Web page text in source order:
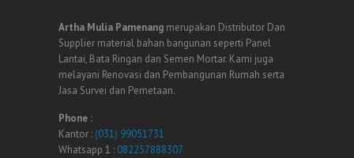
Artha Mulia Pamenang merupakan Distributor Dan
Supplier material bahan bangunan seperti Panel
Lantai, Bata Ringan dan Semen Mortar. Kami juga
melayani Renovasi dan Pembangunan Rumah serta
Jasa Survei dan Pemetaan.
Phone :
Kantor : (031) 99051731
Whatsapp 1 : 082257888307